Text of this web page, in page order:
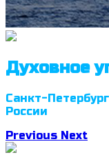
Духовное
Санкт-
России
Previous Next